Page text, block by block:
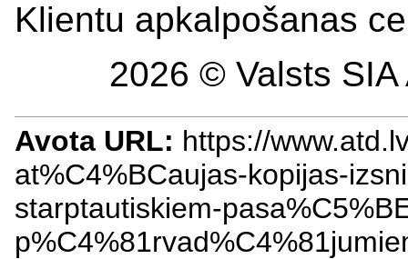
Klientu apkalpošanas
2026 © Valsts
Avota URL: https://
at%C4%BCaujas-kopijas-
starptautiskiem-